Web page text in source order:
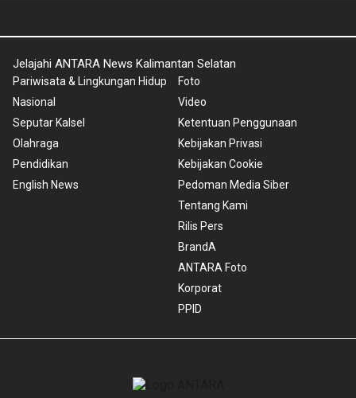
Jelajahi ANTARA News Kalimantan Selatan
Pariwisata & Lingkungan Hidup
Nasional
Seputar Kalsel
Olahraga
Pendidikan
English News
Foto
Video
Ketentuan Penggunaan
Kebijakan Privasi
Kebijakan Cookie
Pedoman Media Siber
Tentang Kami
Rilis Pers
BrandA
ANTARA Foto
Korporat
PPID